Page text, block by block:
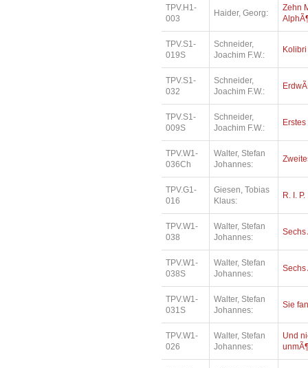
TPV.H1-
003
Haider, Georg:
Zehn
TPV.S1-
019S
Schneider,
Joachim F.W.:
Kolibri
TPV.S1-
032
Schneider,
Joachim F.W.:
TPV.S1-
009S
Schneider,
Joachim F.W.:
TPV.W1-
036Ch
Walter, Stefan
Johannes:
TPV.G1-
016
Giesen, Tobias
Klaus:
R. I. P.
TPV.W1-
038
Walter, Stefan
Johannes:
Sechs
TPV.W1-
038S
Walter, Stefan
Johannes:
Sechs
TPV.W1-
031S
Walter, Stefan
Johannes:
Sie
TPV.W1-
026
Walter, Stefan
Johannes:
Und